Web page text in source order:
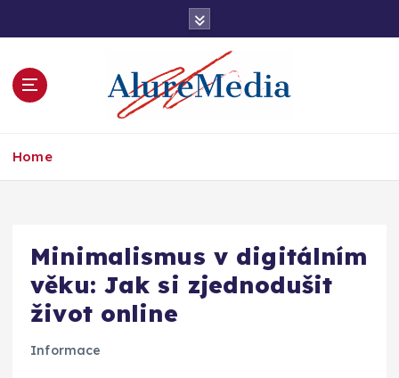
Home
Minimalismus v digitálním
věku: Jak si zjednodušit
život online
Informace